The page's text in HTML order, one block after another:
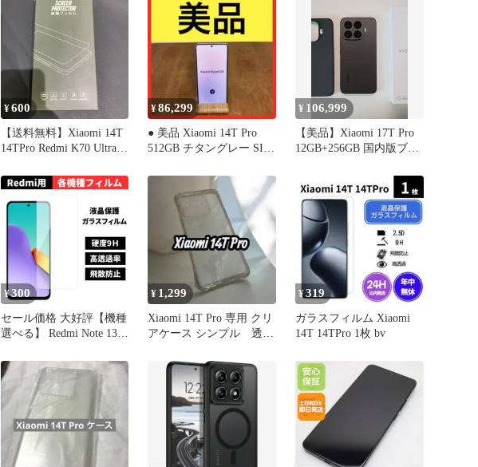
¥600
【送料無料】Xiaomi 14T
14TPro Redmi K70 Ultra
3枚セット
¥86,299
● 美品 Xiaomi 14T Pro
512GB チタングレー SIM
¥ 106,999
【美品】Xiaomi 17T Pro
12GB+256GB 国内版ブラ
¥300
セール価格 大好評【機種
選べる】 Redmi Note 13
Xiaomi 14T Pro ガラスフ
ィルム 保護シート 光沢
クリア 硬度9H
¥ 1,299
Xiaomi 14T Pro 専用 クリ
アケース シンプル 透
¥319
ガラスフィルム Xiaomi
14T 14TPro 1枚 bv